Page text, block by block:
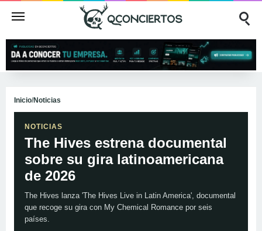
Inicio/Noticias
NOTICIAS
The Hives estrena documental
sobre su gira latinoamericana
de 2026
The Hives lanza 'The Hives Live in Latin America', documental
que recoge su gira con My Chemical Romance por seis
países.